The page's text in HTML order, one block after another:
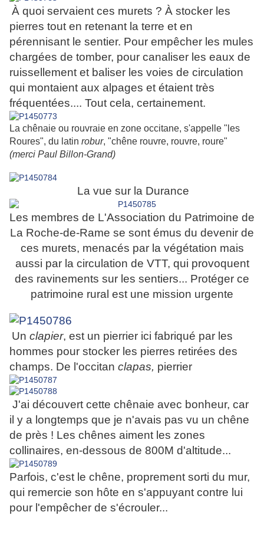
À quoi servaient ces murets ? À stocker les
pierres tout en retenant la terre et en
pérennisant le sentier. Pour empêcher les mules
chargées de tomber, pour canaliser les eaux de
ruissellement et baliser les voies de circulation
qui montaient aux alpages et étaient très
fréquentées.... Tout cela, certainement.
La chênaie ou rouvraie en zone occitane, s'appelle "les
Roures", du latin robur, "chêne rouvre, rouvre, roure"
(merci Paul Billon-Grand)
La vue sur la Durance
Les membres de L'Association du Patrimoine de
La Roche-de-Rame se sont émus du devenir de
ces murets, menacés par la végétation mais
aussi par la circulation de VTT, qui provoquent
des ravinements sur les sentiers... Protéger ce
patrimoine rural est une mission urgente
Un clapier, est un pierrier ici fabriqué par les
hommes pour stocker les pierres retirées des
champs. De l'occitan clapas, pierrier
J'ai découvert cette chênaie avec bonheur, car
il y a longtemps que je n'avais pas vu un chêne
de près ! Les chênes aiment les zones
collinaires, en-dessous de 800M d'altitude...
Parfois, c'est le chêne, proprement sorti du mur,
qui remercie son hôte en s'appuyant contre lui
pour l'empêcher de s'écrouler...